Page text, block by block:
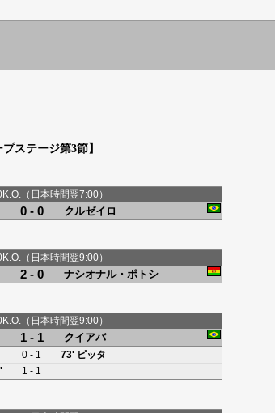
ステージ第3節】
（日本時間翌7:00）
0 - 0 クルゼイロ
（日本時間翌9:00）
2 - 0 ナシオナル・ポトシ
（日本時間翌9:00）
1 - 1 クイアバ
0 - 1 73' ピッタ
1 - 1